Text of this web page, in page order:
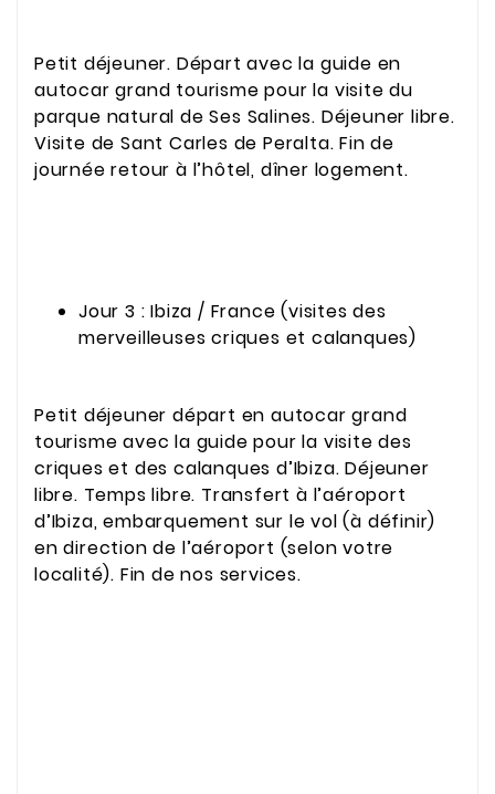
Petit déjeuner. Départ avec la guide en
autocar grand tourisme pour la visite du
parque natural de Ses Salines. Déjeuner libre.
Visite de Sant Carles de Peralta. Fin de
journée retour à l’hôtel, dîner logement.
Jour 3 : Ibiza / France (visites des
merveilleuses criques et calanques)
Petit déjeuner départ en autocar grand
tourisme avec la guide pour la visite des
criques et des calanques d’Ibiza. Déjeuner
libre. Temps libre. Transfert à l’aéroport
d’Ibiza, embarquement sur le vol (à définir)
en direction de l’aéroport (selon votre
localité). Fin de nos services.